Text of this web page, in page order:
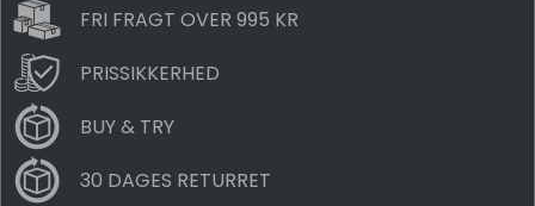
FRI FRAGT OVER 995 KR
PRISSIKKERHED
BUY & TRY
30 DAGES RETURRET